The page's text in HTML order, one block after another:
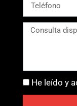
He leído y